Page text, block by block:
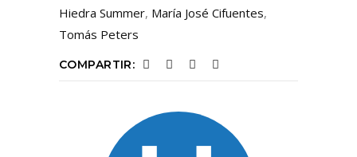
Hiedra Summer, María José Cifuentes,
Tomás Peters
COMPARTIR: